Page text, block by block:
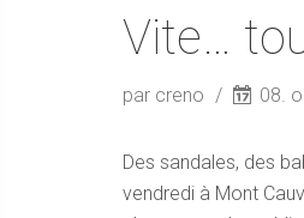
Vite…
par creno 08.
Des sandales, des
vendredi à Mont